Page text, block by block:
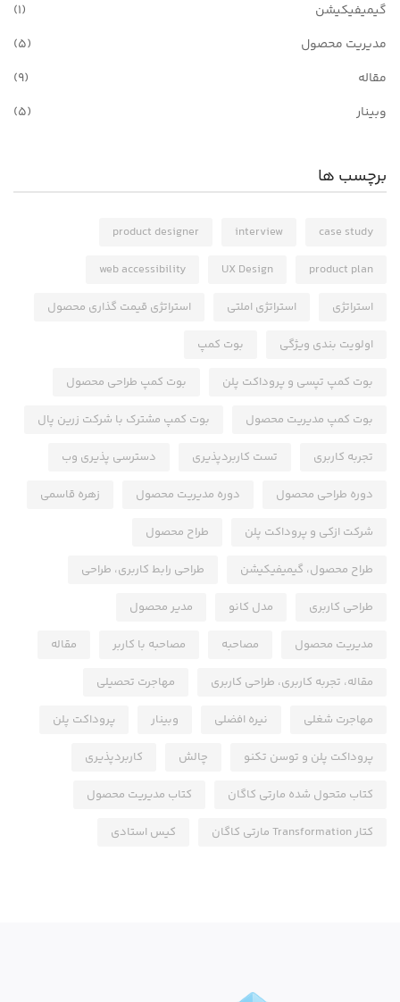
گیمیفیکیشن
(1)
مدیریت محصول
(5)
مقاله
(9)
وبینار
(5)
برچسب ها
case study
interview
product designer
product plan
UX Design
web accessibility
استراتژی استراتژی املتی استراتژی قیمت گذاری محصول
اولویت بندی ویژگی بوت کمپ
بوت کمپ تپسی و پروداکت پلن بوت کمپ طراحی محصول
بوت کمپ مدیریت محصول بوت کمپ مشترک با شرکت زرین پال
تجربه کاربری تست کاربردپذیری دسترسی پذیری وب
دوره طراحی محصول دوره مدیریت محصول زهره قاسمی
شرکت ازکی و پروداکت پلن طراح محصول
طراح محصول، گیمیفیکیشن طراحی رابط کاربری، طراحی
طراحی کاربری مدل کانو مدیر محصول
مدیریت محصول مصاحبه مصاحبه با کاربر مقاله
مقاله، تجربه کاربری، طراحی کاربری مهاجرت تحصیلی
مهاجرت شغلی نیره افضلی وبینار پروداکت پلن
پروداکت پلن و توسن تکنو چالش کاربردپذیری
کتاب متحول شده مارتی کاگان کتاب مدیریت محصول
کتار Transformation مارتی کاگان کیس استادی